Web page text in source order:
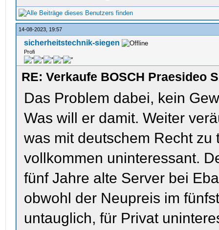
14-08-2023, 19:57
sicherheitstechnik-siegen
Profi
RE: Verkaufe BOSCH Praesideo
Das Problem dabei, kein
Was will er damit. Weiter
was mit deutschem Recht
vollkommen uninteressant.
fünf Jahre alte Server bei
obwohl der Neupreis im
untauglich, für Privat